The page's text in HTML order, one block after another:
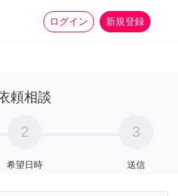
ログイン 新規登録
家事 more_horiz
頼相談
2
希望日時
3
送信